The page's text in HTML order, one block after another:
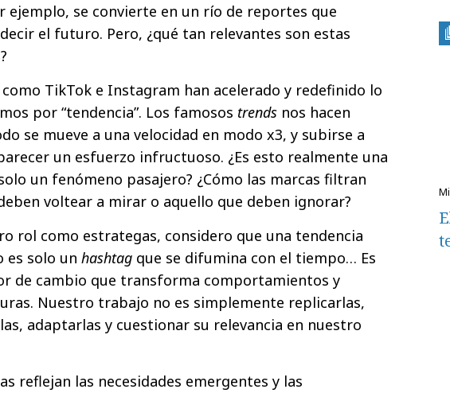
ejemplo, se convierte en un río de reportes que
el futuro. Pero, ¿qué tan relevantes son estas
TikTok e Instagram han acelerado y redefinido lo
por “tendencia”. Los famosos trends nos hacen
se mueve a una velocidad en modo x3, y subirse a
un esfuerzo infructuoso. ¿Es esto realmente una
un fenómeno pasajero? ¿Cómo las marcas filtran
voltear a mirar o aquello que deben ignorar?
rol como estrategas, considero que una tendencia
es solo un hashtag que se difumina con el tiempo… Es
de cambio que transforma comportamientos y
Nuestro trabajo no es simplemente replicarlas,
adaptarlas y cuestionar su relevancia en nuestro
reflejan las necesidades emergentes y las